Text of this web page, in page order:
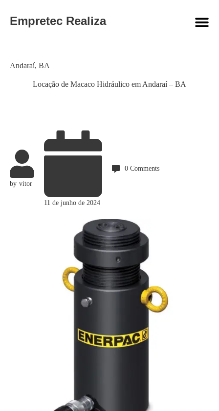
Empretec Realiza
Locação de Macaco Hidráulico em Andaraí – BA
Category
Andaraí, BA
by vitor
11 de junho de 2024
0 Comments